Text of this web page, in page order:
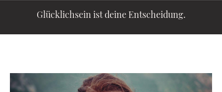
Glücklichsein ist deine Entscheidung.